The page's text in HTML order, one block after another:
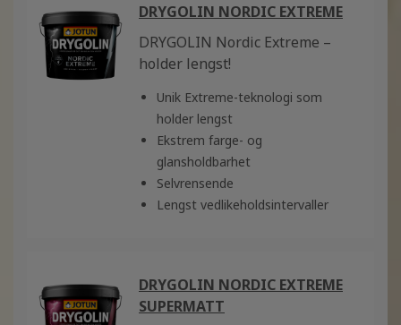
DRYGOLIN NORDIC EXTREME
DRYGOLIN Nordic Extreme –
holder lengst!
Unik Extreme-teknologi som
holder lengst
Ekstrem farge- og
glansholdbarhet
Selvrensende
Lengst vedlikeholdsintervaller
DRYGOLIN NORDIC EXTREME
SUPERMATT